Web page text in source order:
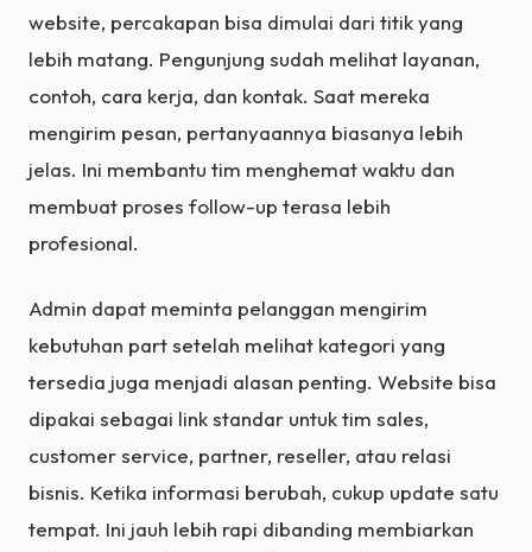
website, percakapan bisa dimulai dari titik yang
lebih matang. Pengunjung sudah melihat layanan,
contoh, cara kerja, dan kontak. Saat mereka
mengirim pesan, pertanyaannya biasanya lebih
jelas. Ini membantu tim menghemat waktu dan
membuat proses follow-up terasa lebih
profesional.
Admin dapat meminta pelanggan mengirim
kebutuhan part setelah melihat kategori yang
tersedia juga menjadi alasan penting. Website bisa
dipakai sebagai link standar untuk tim sales,
customer service, partner, reseller, atau relasi
bisnis. Ketika informasi berubah, cukup update satu
tempat. Ini jauh lebih rapi dibanding membiarkan